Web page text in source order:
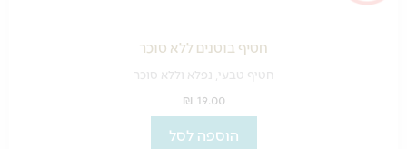
חטיף בוטנים ללא סוכר
חטיף טבעי, נפלא וללא סוכר
₪ 19.00
הוספה לסל